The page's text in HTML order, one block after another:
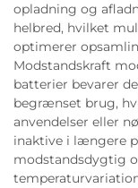
opladning og
helbred, hvilket
optimerer
Modstandskraft
batterier bevarer
begrænset brug,
anvendelser eller
inaktive i længere
modstandsdygtig